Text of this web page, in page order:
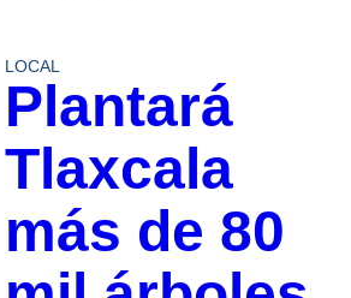
LOCAL
Plantará
Tlaxcala
más de 80